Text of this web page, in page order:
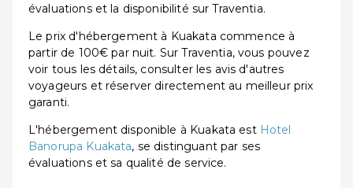
évaluations et la disponibilité sur Traventia.
Le prix d'hébergement à Kuakata commence à
partir de 100€ par nuit. Sur Traventia, vous pouvez
voir tous les détails, consulter les avis d'autres
voyageurs et réserver directement au meilleur prix
garanti.
L'hébergement disponible à Kuakata est Hotel
Banorupa Kuakata, se distinguant par ses
évaluations et sa qualité de service.